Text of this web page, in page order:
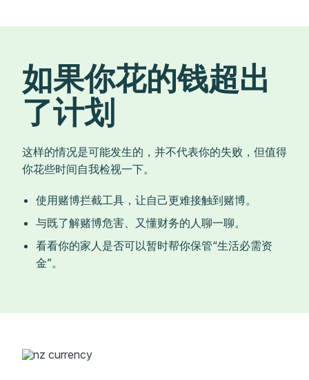
如果你花的钱超出
了计划
这样的情况是可能发生的，并不代表你的失败，但值得
你花些时间自我检视一下。
使用赌博拦截工具，让自己更难接触到赌博。
与既了解赌博危害、又懂财务的人聊一聊。
看看你的家人是否可以暂时帮你保管“生活必需资
金”。